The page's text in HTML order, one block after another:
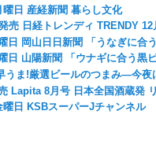
曜日 産経新聞 暮らし文化
売 日経トレンディ TRENDY 12
日 岡山日日新聞 「うなぎに合
日 山陽新聞 「ウナギに合う黒
うま!厳選ビールのつまみ―今
Lapita 8月号 日本全国酒蔵発
曜日 KSBスーパーJチャンネル